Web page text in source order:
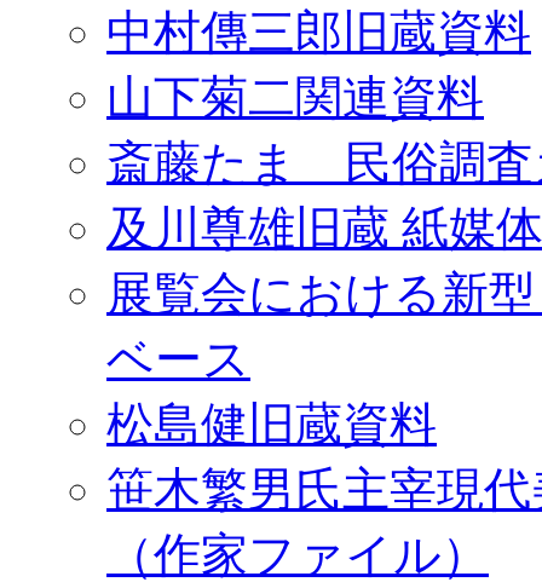
中村傳三郎旧蔵資料
山下菊二関連資料
斎藤たま 民俗調査
及川尊雄旧蔵 紙媒
展覧会における新
ベース
松島健旧蔵資料
笹木繁男氏主宰現
（作家ファイル）